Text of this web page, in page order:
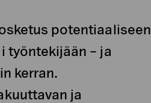
potentiaaliseen
työntekijään – ja
kerran.
ja